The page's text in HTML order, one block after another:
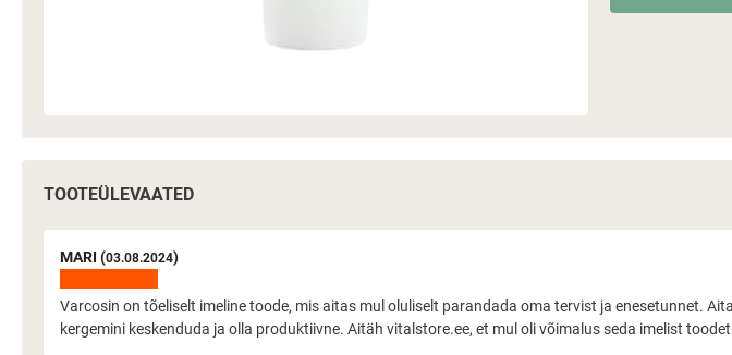
TOOTEÜLEVAATED
MARI (03.08.2024)
Varcosin on tõeliselt imeline toode, mis aitas mul oluliselt parandada oma tervist ja enesetunnet.
kergemini keskenduda ja olla produktiivne. Aitäh vitalstore.ee, et mul oli võimalus seda imelist